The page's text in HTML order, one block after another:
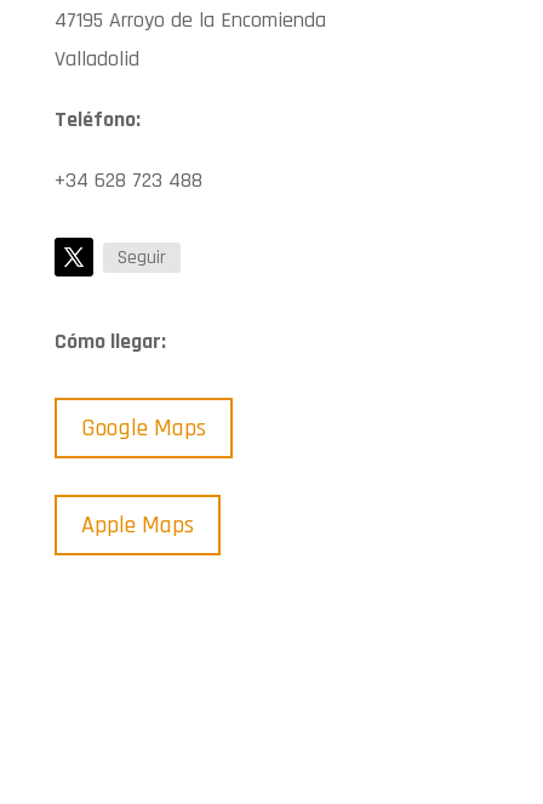
47195 Arroyo de la Encomienda
Valladolid
Teléfono:
+34 628 723 488
Seguir
Cómo llegar:
Google Maps
Apple Maps